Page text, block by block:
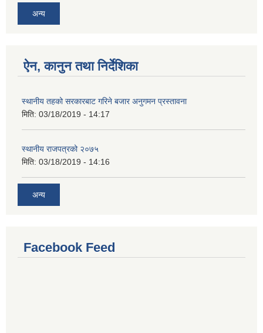
अन्य
ऐन, कानुन तथा निर्देशिका
स्थानीय तहको सरकारबाट गरिने बजार अनुगमन प्रस्तावना
मिति: 03/18/2019 - 14:17
स्थानीय राजपत्रको २०७५
मिति: 03/18/2019 - 14:16
अन्य
Facebook Feed